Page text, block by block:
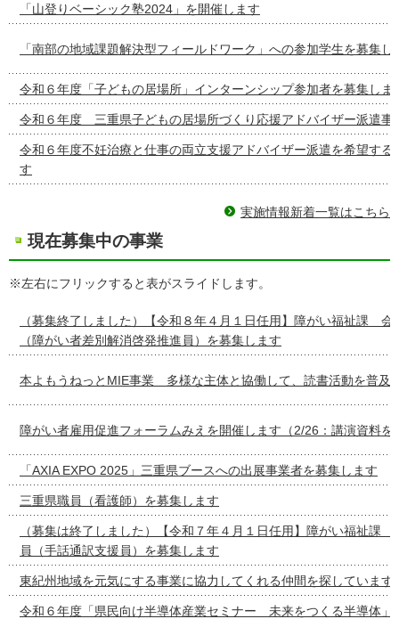
「山登りベーシック塾2024」を開催します
「南部の地域課題解決型フィールドワーク」への参加学生を募集し
令和６年度「子どもの居場所」インターンシップ参加者を募集しま
令和６年度 三重県子どもの居場所づくり応援アドバイザー派遣事
令和６年度不妊治療と仕事の両立支援アドバイザー派遣を希望する
す
実施情報新着一覧はこちら
現在募集中の事業
※左右にフリックすると表がスライドします。
（募集終了しました）【令和８年４月１日任用】障がい福祉課 会
（障がい者差別解消啓発推進員）を募集します
本よもうねっとMIE事業 多様な主体と協働して、読書活動を普及
障がい者雇用促進フォーラムみえを開催します（2/26：講演資料を
「AXIA EXPO 2025」三重県ブースへの出展事業者を募集します
三重県職員（看護師）を募集します
（募集は終了しました）【令和７年４月１日任用】障がい福祉課
員（手話通訳支援員）を募集します
東紀州地域を元気にする事業に協力してくれる仲間を探しています
令和６年度「県民向け半導体産業セミナー 未来をつくる半導体」